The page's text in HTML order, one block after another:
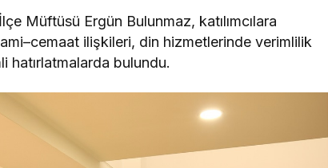
Müftüsü Ergün Bulunmaz, katılımcılara
ilişkileri, din hizmetlerinde verimlilik
hatırlatmalarda bulundu.